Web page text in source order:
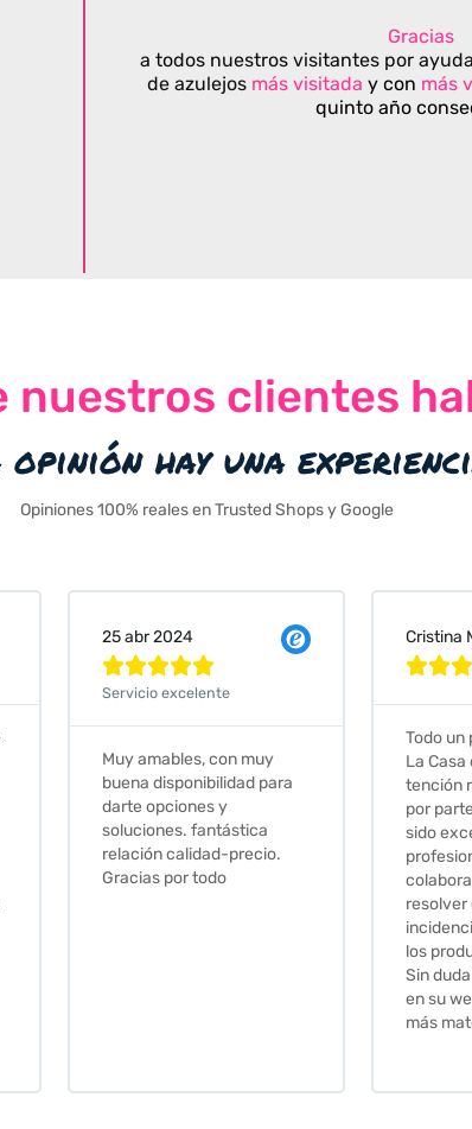
Gracias
a todos nuestros visitantes por
de azulejos más visitada y con más
quinto año
nuestros clientes
opinión hay una
Opiniones 100% reales en Trusted Shops y Google
Cristina Martin Serrano

La Casa de los Azulejos. La
tención recibida, sobretodo
por parte de Stephanie, ha
sido excepcional. Serios,
profesionales,
colaboradores para

muy
sus